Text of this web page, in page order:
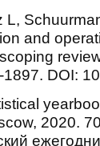
L,
and
1897. DOI:
2020.